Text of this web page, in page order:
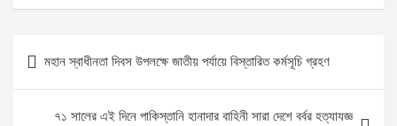
ce
o
o
se
g
er
at
s
A
p
ar
Post
navigation
মহান স্বাধীনতা দিবস উপলক্ষে জাতীয় পর্যায়ে বিস্তারিত কর্মসূচি গ্রহণ
৭১ সালের এই দিনে পাকিস্তানি হানাদার বাহিনী সারা দেশে বর্বর হত্যাযজ্ঞ